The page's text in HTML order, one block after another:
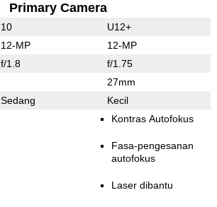
Primary Camera
10 U12+
12-MP 12-MP
f/1.8 f/1.75
27mm
Sedang Kecil
Kontras Autofokus
Fasa-pengesanan
autofokus
Laser dibantu